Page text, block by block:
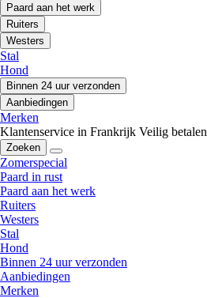
Paard aan het werk
Ruiters
Westers
Stal
Hond
Binnen 24 uur verzonden
Aanbiedingen
Merken
Klantenservice in Frankrijk Veilig betalen
Zoeken
Zomerspecial
Paard in rust
Paard aan het werk
Ruiters
Westers
Stal
Hond
Binnen 24 uur verzonden
Aanbiedingen
Merken